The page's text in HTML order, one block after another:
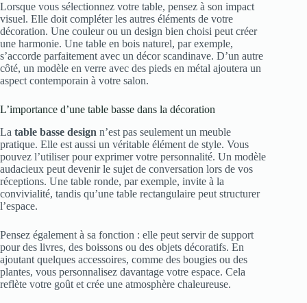
Lorsque vous sélectionnez votre table, pensez à son impact
visuel. Elle doit compléter les autres éléments de votre
décoration. Une couleur ou un design bien choisi peut créer
une harmonie. Une table en bois naturel, par exemple,
s’accorde parfaitement avec un décor scandinave. D’un autre
côté, un modèle en verre avec des pieds en métal ajoutera un
aspect contemporain à votre salon.
L’importance d’une table basse dans la décoration
La table basse design n’est pas seulement un meuble
pratique. Elle est aussi un véritable élément de style. Vous
pouvez l’utiliser pour exprimer votre personnalité. Un modèle
audacieux peut devenir le sujet de conversation lors de vos
réceptions. Une table ronde, par exemple, invite à la
convivialité, tandis qu’une table rectangulaire peut structurer
l’espace.
Pensez également à sa fonction : elle peut servir de support
pour des livres, des boissons ou des objets décoratifs. En
ajoutant quelques accessoires, comme des bougies ou des
plantes, vous personnalisez davantage votre espace. Cela
reflète votre goût et crée une atmosphère chaleureuse.